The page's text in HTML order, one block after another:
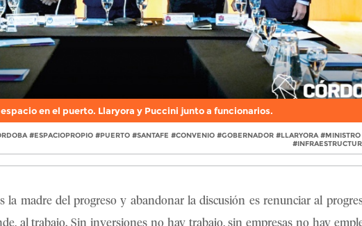
en el puerto. Llaryora y Puccini junto a funcionarios.
#ESPACIOPROPIO #PUERTO #SANTAFE #CONVENIO #GOBERNADOR #LLARYORA
la madre del progreso y abandonar la discusión es renunciar al
al trabajo. Sin inversiones no hay trabajo, sin empresas no hay